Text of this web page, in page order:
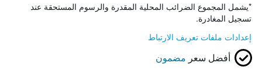
*يشمل المجموع الضرائب المحلية المقدرة والرسوم المستحقة عند
تسجيل المغادرة.
إعدادات ملفات تعريف الارتباط
أفضل سعر مضمون